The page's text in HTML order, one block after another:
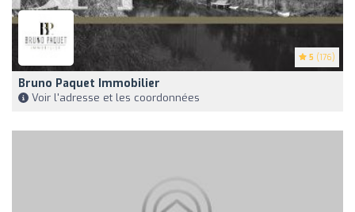
5 (176)
Bruno Paquet Immobilier
Voir l'adresse et les coordonnées